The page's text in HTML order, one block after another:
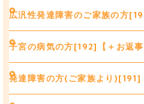
広汎性発達障害のご家族の方
子宮の病気の方[192]【＋お返事
発達障害の方(ご家族より)[191]